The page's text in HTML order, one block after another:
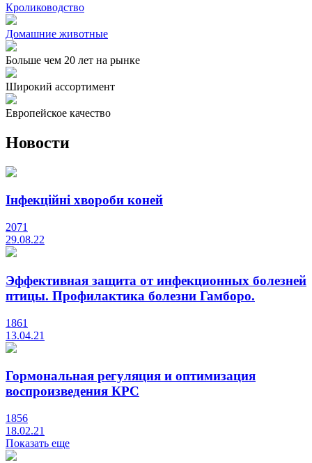
Кролиководство
Домашние животные
Больше чем 20 лет на рынке
Широкий ассортимент
Европейское качество
Новости
Інфекційні хвороби коней
2071
29.08.22
Эффективная защита от инфекционных болезней
птицы. Профилактика болезни Гамборо.
1861
13.04.21
Гормональная регуляция и оптимизация
воспроизведения КРС
1856
18.02.21
Показать еще